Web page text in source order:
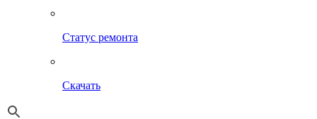
Статус ремонта
Скачать